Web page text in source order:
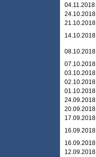
04.11.2018
24.10.2018
21.10.2018
14.10.2018
08.10.2018
07.10.2018
03.10.2018
02.10.2018
01.10.2018
24.09.2018
20.09.2018
17.09.2018
16.09.2018
16.09.2018
12.09.2018